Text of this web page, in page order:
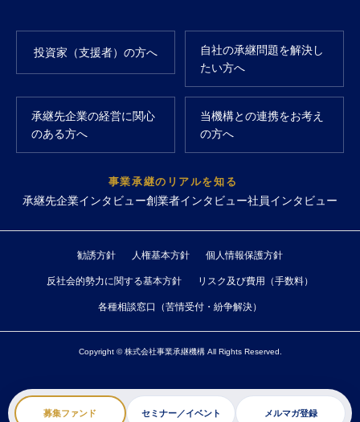
投資家（支援者）の方へ
自社の承継問題を解決し
たい方へ
承継先企業の経営に関心
のある方へ
当機構との連携をお考え
の方へ
事業承継のリアルを知る
承継先企業インタビュー創業者インタビュー社員インタビュー
勧誘方針 人権基本方針 個人情報保護方針
反社会的勢力に関する基本方針 リスク及び費用（手数料）
各種相談窓口（苦情受付・紛争解決）
Copyright © 株式会社事業承継機構 All Rights Reserved.
募集ファンド セミナー／イベント メルマガ登録